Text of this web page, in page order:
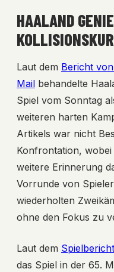
HAALAND
OLLISIONSKURS
Laut dem Bericht
Mail behandelte
Spiel vom Sonntag
weiteren harten
Artikels war nicht
Konfrontation, wobei
weitere Erinnerung
Vorrunde von
wiederholten
ohne den Fokus zu
Laut dem
das Spiel in der 65.